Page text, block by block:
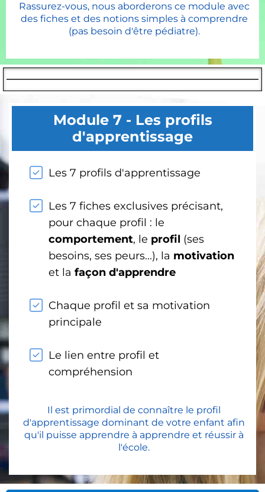
Rassurez-vous, nous aborderons ce module avec
des fiches et des notions simples à comprendre
(pas besoin d'être pédiatre).
Module 7 - Les profils
d'apprentissage
Les 7 profils d'apprentissage
Les 7 fiches exclusives précisant,
pour chaque profil : le
comportement, le profil (ses
besoins, ses peurs...), la motivation
et la façon d'apprendre
Chaque profil et sa motivation
principale
Le lien entre profil et
compréhension
Il est primordial de connaître le profil
d'apprentissage dominant de votre enfant afin
qu'il puisse apprendre à apprendre et réussir à
l'école.